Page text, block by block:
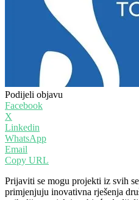
Podijeli objavu
Facebook
X
Linkedin
WhatsApp
Email
Copy URL
Prijaviti se mogu projekti iz svih
primjenjuju inovativna rješenja